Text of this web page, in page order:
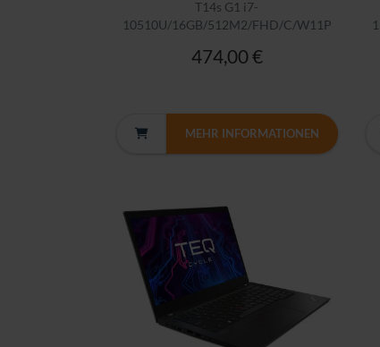
T14s G1 i7-
10510U/16GB/512M2/FHD/C/W11P
474,00 €
MEHR INFORMATIONEN